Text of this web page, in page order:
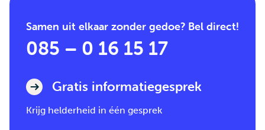
Samen uit elkaar zonder gedoe? Bel direct!
085 – 0 16 15 17
Gratis informatiegesprek
Krijg helderheid in één gesprek